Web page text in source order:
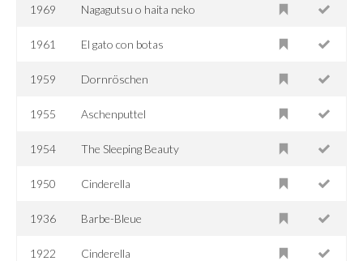
1969 Nagagutsu o haita neko
1961 El gato con botas
1959 Dornröschen
1955 Aschenputtel
1954 The Sleeping Beauty
1950 Cinderella
1936 Barbe-Bleue
1922 Cinderella